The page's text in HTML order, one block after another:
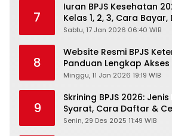
7
Iuran BPJS Kesehatan
Kelas 1, 2, 3, Cara
Panduan Lengkap
Sabtu, 17 Jan 2026 06:40 WIB
8
Website Resmi BPJS
Panduan Lengkap
Minggu, 11 Jan 2026 19:19 WIB
9
Skrining BPJS 2026:
Syarat, Cara Daftar &
Kesehatan Gratis
Senin, 29 Des 2025 11:49 WIB